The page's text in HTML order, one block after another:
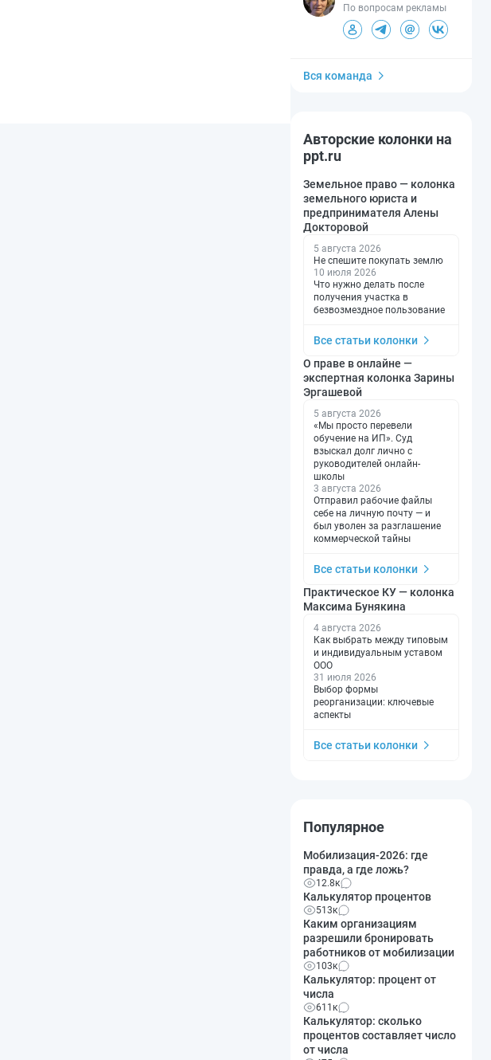
По вопросам рекламы
Вся команда
Авторские колонки на
ppt.ru
Земельное право — колонка
земельного юриста и
предпринимателя Алены
Докторовой
5 августа 2026
Не спешите покупать землю
10 июля 2026
Что нужно делать после
получения участка в
безвозмездное пользование
Все статьи колонки
О праве в онлайне —
экспертная колонка Зарины
Эргашевой
5 августа 2026
«Мы просто перевели
обучение на ИП». Суд
взыскал долг лично с
руководителей онлайн-
школы
3 августа 2026
Отправил рабочие файлы
себе на личную почту — и
был уволен за разглашение
коммерческой тайны
Все статьи колонки
Практическое КУ — колонка
Максима Бунякина
4 августа 2026
Как выбрать между типовым
и индивидуальным уставом
ООО
31 июля 2026
Выбор формы
реорганизации: ключевые
аспекты
Все статьи колонки
Популярное
Мобилизация-2026: где
правда, а где ложь?
12.8к
Калькулятор процентов
513к
Каким организациям
разрешили бронировать
работников от мобилизации
103к
Калькулятор: процент от
числа
611к
Калькулятор: сколько
процентов составляет число
от числа